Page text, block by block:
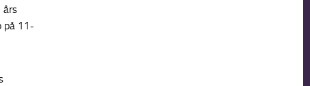
års
på 11-